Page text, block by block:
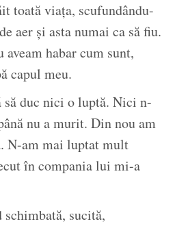
toată viața, scufundându-
aer și asta numai ca să fiu.
habar cum sunt,
capul meu.
să duc nici o luptă. Nici n-
nu a murit. Din nou am
N-am mai luptat mult
în compania lui mi-a
sucită,